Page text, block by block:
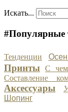
Искать...
#Популярные
Тенденции
Принты С чем
Составление
Аксессуары
Шопинг